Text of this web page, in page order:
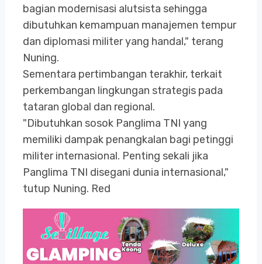
bagian modernisasi alutsista sehingga
dibutuhkan kemampuan manajemen tempur
dan diplomasi militer yang handal," terang
Nuning.
Sementara pertimbangan terakhir, terkait
perkembangan lingkungan strategis pada
tataran global dan regional.
"Dibutuhkan sosok Panglima TNI yang
memiliki dampak penangkalan bagi petinggi
militer internasional. Penting sekali jika
Panglima TNI disegani dunia internasional,"
tutup Nuning. Red